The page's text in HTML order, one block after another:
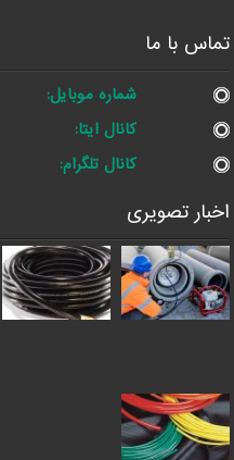
تماس با ما
شماره موبایل:
کانال ایتا:
کانال تلگرام:
اخبار تصویری